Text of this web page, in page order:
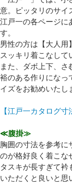
Eメール
プライバシーポリ
プラ
意。ピッタリのサイ
江戸一の各ページに
す。
男性の方は【大人用
スッキリ着こなして
また、ダボ上下、
裕のある作りになっ
イズをお勧めいたし
【江戸一カタログ寸
≪腹掛≫
胸囲の寸法を参考に
のが格好良く着こな
タスキが長すぎて
いただくと良いと思